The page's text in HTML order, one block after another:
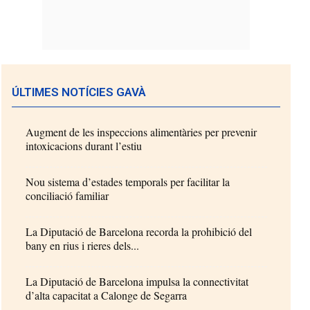
ÚLTIMES NOTÍCIES GAVÀ
Augment de les inspeccions alimentàries per prevenir
intoxicacions durant l’estiu
Nou sistema d’estades temporals per facilitar la
conciliació familiar
La Diputació de Barcelona recorda la prohibició del
bany en rius i rieres dels...
La Diputació de Barcelona impulsa la connectivitat
d’alta capacitat a Calonge de Segarra